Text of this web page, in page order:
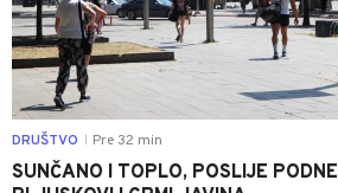
DRUŠTVO Pre 32 min
SUNČANO I TOPLO, POSLIJE PODNE